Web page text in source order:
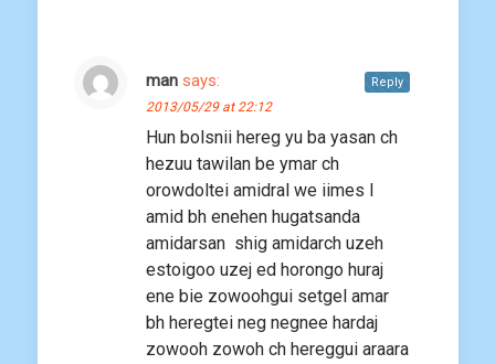
man says:
2013/05/29 at 22:12
Hun bolsnii hereg yu ba yasan ch
hezuu tawilan be ymar ch
orowdoltei amidral we iimes l
amid bh enehen hugatsanda
amidarsan shig amidarch uzeh
estoigoo uzej ed horongo huraj
ene bie zowoohgui setgel amar
bh heregtei neg negnee hardaj
zowooh zowoh ch hereggui araara
Reply